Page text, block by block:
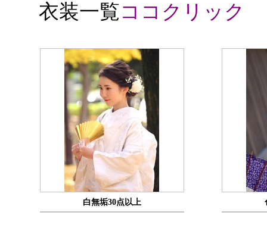
衣装一覧ココクリック
白無垢30点以上